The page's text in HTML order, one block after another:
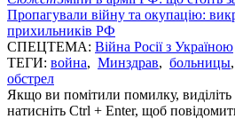
Пропагували війну та окупацію:
прихильників РФ
СПЕЦТЕМА: Війна Росії з Україною
ТЕГИ: война, Минздрав, больницы,
обстрел
Якщо ви помітили помилку, виділіть
натисніть Ctrl + Enter, щоб